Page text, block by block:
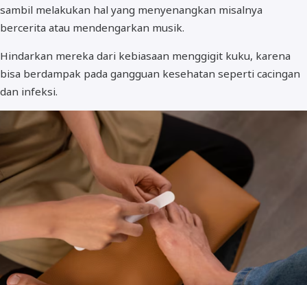
sambil melakukan hal yang menyenangkan misalnya
bercerita atau mendengarkan musik.
Hindarkan mereka dari kebiasaan menggigit kuku, karena
bisa berdampak pada gangguan kesehatan seperti cacingan
dan infeksi.